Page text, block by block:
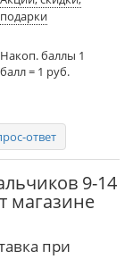
подарки
Накоп. баллы 1
балл = 1 руб.
ответ
9-14
магазине
при